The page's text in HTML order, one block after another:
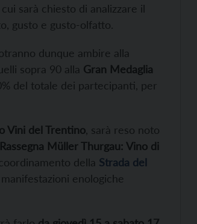
sarà chiesto di analizzare il
gusto e gusto-olfatto.
dunque ambire alla
sopra 90 alla Gran Medaglia
del totale dei partecipanti, per
Vini del Trentino , sarà reso noto
Rassegna Müller Thurgau: Vino di
della Strada del
enologiche